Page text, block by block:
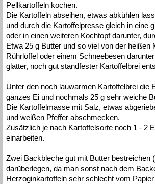
Pellkartoffeln kochen.
Die Kartoffeln abseihen, etwas abkühlen
und durch die Kartoffelpresse gleich in eine
oder in einen weiteren Kochtopf darunter,
Etwa 25 g Butter und so viel von der heißen
Rührlöffel oder einem Schneebesen
glatter, noch gut standfester Kartoffelbrei
Unter den noch lauwarmen Kartoffelbrei die
ganzes Ei und nochmals 25 g sehr weiche
Die Kartoffelmasse mit Salz, etwas
und weißen Pfeffer abschmecken.
Zusätzlich je nach Kartoffelsorte noch 1 - 2
einarbeiten.
Zwei Backbleche gut mit Butter bestreichen
darüberlegen, da man sonst nach dem
Herzoginkartoffeln sehr schlecht vom